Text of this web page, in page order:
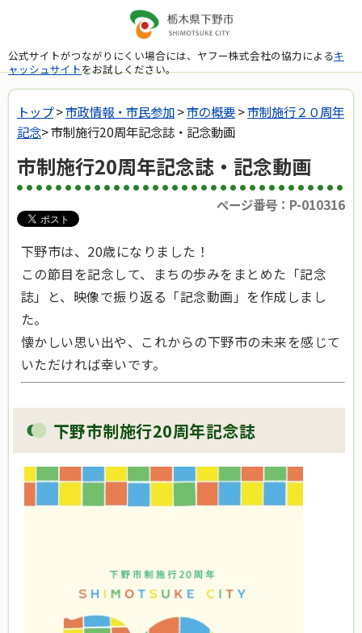
公式サイトがつながりにくい場合には、ヤフー株式会社の協力によるキ
ャッシュサイトをお試しください。
トップ>市政情報・市民参加>市の概要>市制施行２０周年
記念> 市制施行20周年記念誌・記念動画
市制施行20周年記念誌・記念動画
ページ番号：P-010316
下野市は、20歳になりました！
この節目を記念して、まちの歩みをまとめた「記念
誌」と、映像で振り返る「記念動画」を作成しまし
た。
懐かしい思い出や、これからの下野市の未来を感じて
いただければ幸いです。
下野市制施行20周年記念誌